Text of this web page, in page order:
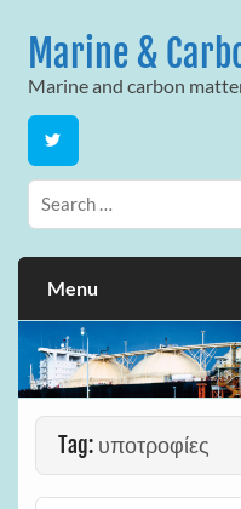
contentMarine &
Marine and carbon
Menu
Tag: υποτροφίες